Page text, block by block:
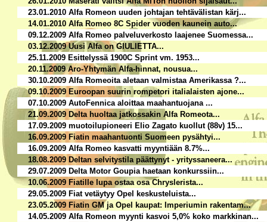
23.01.2010 Alfa Romeon uuden johtajan tehtävälistan kärj...
14.01.2010 Alfa Romeo 8C Spider vuoden kaunein auto...
09.12.2009 Alfa Romeo palveluverkosto laajenee Suomessa...
03.12.2009 Uusi Alfa on GIULIETTA...
25.11.2009 Esittelyssä 1900C Sprint vm. 1953...
20.11.2009 Aro-Yhtymän Alfa-hinnat, nousua...
30.10.2009 Alfa Romeoita aletaan valmistaa Amerikassa ?...
09.10.2009 Euroopan suurin rompetori italialaisten ajone...
07.10.2009 AutoFennica aloittaa maahantuojana ...
21.09.2009 Delta huoltaa jatkossakin Alfa Romeota...
17.09.2009 muotoilupioneeri Elio Zagato kuollut (88v) 15...
16.09.2009 Fiatin maahantuonti Suomeen pysähtyi...
16.09.2009 Alfa Romeo kasvatti myyntiään 8.7%...
18.08.2009 Deltan selvitystila päättynyt - yrityssaneera...
29.07.2009 Delta Motor Goupia haetaan konkurssiin...
10.06.2009 Fiatille lupa ostaa osa Chryslerista...
29.05.2009 Fiat vetäytyy Opel keskusteluista...
23.05.2009 Fiatin GM ja Opel kaupat: Imperiumin rakentam...
14.05.2009 Alfa Romeon myynti kasvoi 5,0% koko markkinan...